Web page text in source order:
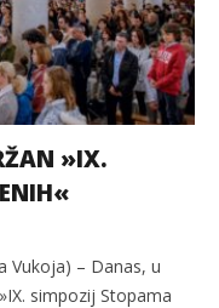
»IX.
Vukoja) – Danas, u
simpozij Stopama